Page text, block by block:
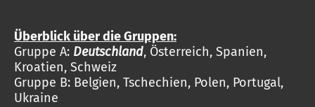
Überblick über die Gruppen:
Gruppe A: Deutschland, Österreich, Spanien,
Kroatien, Schweiz
Gruppe B: Belgien, Tschechien, Polen, Portugal,
Ukraine